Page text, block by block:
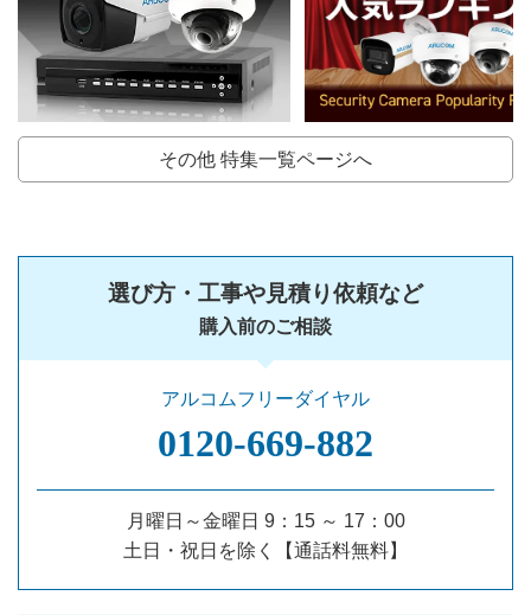
その他 特集一覧ページへ
選び方・工事や見積り依頼など
購入前のご相談
アルコムフリーダイヤル
0120‐669‐882
月曜日～金曜日 9：15 ～ 17：00
土日・祝日を除く【通話料無料】